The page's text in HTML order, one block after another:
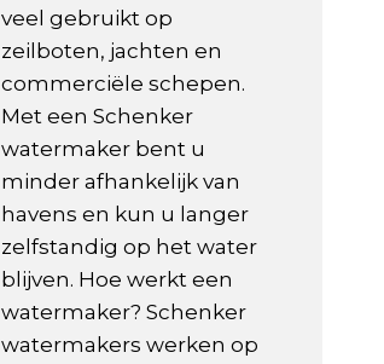
veel gebruikt op
zeilboten, jachten en
commerciële schepen.
Met een Schenker
watermaker bent u
minder afhankelijk van
havens en kun u langer
zelfstandig op het water
blijven. Hoe werkt een
watermaker? Schenker
watermakers werken op